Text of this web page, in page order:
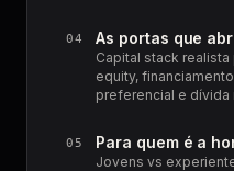
04 As portas que
Capital stack realista
equity,
preferencial e dívida
05 Para quem é a
Jovens vs